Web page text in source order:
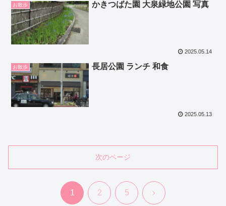
お散歩 かきつばた園 大泉緑地公園 写真
2025.05.14
お散歩 長居公園 ランチ 和食
2025.05.13
次のページ
1 2 5 次